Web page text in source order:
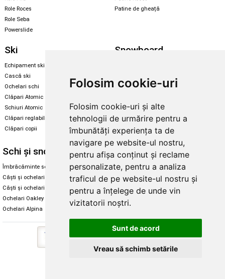
Folosim cookie-uri
Folosim cookie-uri și alte
tehnologii de urmărire pentru a
îmbunătăți experiența ta de
navigare pe website-ul nostru,
pentru afișa conținut și reclame
personalizate, pentru a analiza
traficul de pe website-ul nostru și
pentru a înțelege de unde vin
vizitatorii noștri.
Sunt de acord
Vreau să schimb setările
Role Roces
Role Seba
Powerslide
Patine de gheață
Ski
Echipament ski
Cască ski
Ochelari schi
Clăpari Atomic
Schiuri Atomic
Clăpari reglabili
Clăpari copii
Snowboard
Legături Rome SDS
Skate & longboard
Santa Cruz
Enuff Skateboards
Schi și snowboard
Îmbrăcăminte schi și snowboard
Căști și ochelari de iarnă
Căști și ochelari Alpina
Ochelari Oakley
Ochelari Alpina
Diverse
Cum aleg rolele
Cum aleg ochelarii
Ochelari de soare Oakley
Ochelari de soare Alpina
Intretinere manusi